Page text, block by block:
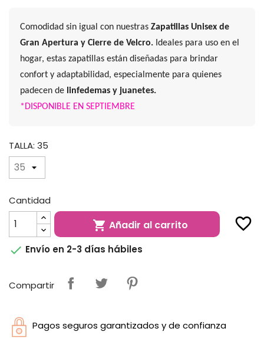
Comodidad sin igual con nuestras Zapatillas Unisex de
Gran Apertura y Cierre de Velcro. Ideales para uso en el
hogar, estas zapatillas están diseñadas para brindar
confort y adaptabilidad, especialmente para quienes
padecen de linfedemas y juanetes.
*DISPONIBLE EN SEPTIEMBRE
TALLA: 35
Cantidad
 Añadir al carrito favorite_border
 Envío en 2-3 días hábiles
Compartir
Pagos seguros garantizados y de confianza